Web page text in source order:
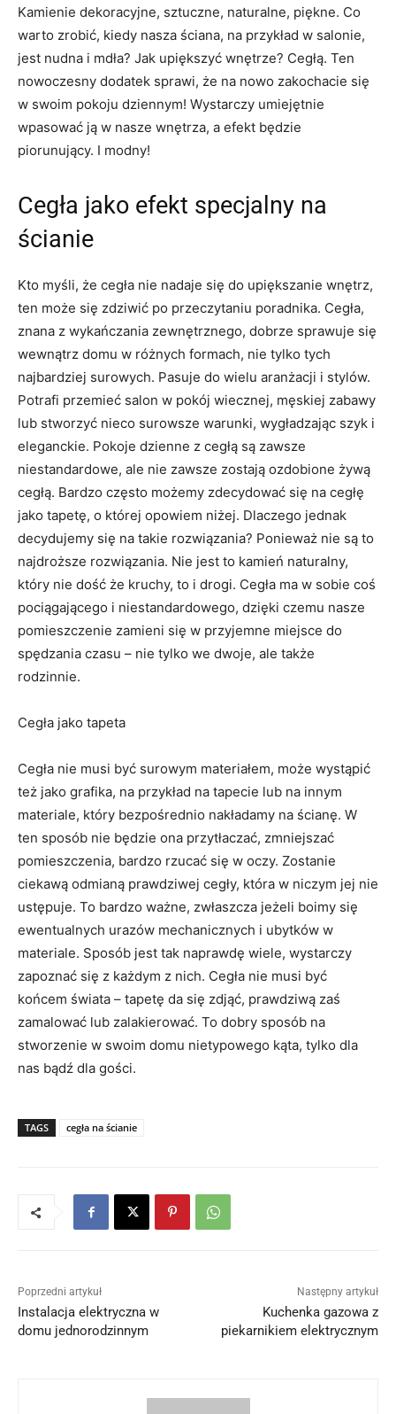
Kamienie dekoracyjne, sztuczne, naturalne, piękne. Co
warto zrobić, kiedy nasza ściana, na przykład w salonie,
jest nudna i mdła? Jak upiększyć wnętrze? Cegłą. Ten
nowoczesny dodatek sprawi, że na nowo zakochacie się
w swoim pokoju dziennym! Wystarczy umiejętnie
wpasować ją w nasze wnętrza, a efekt będzie
piorunujący. I modny!
Cegła jako efekt specjalny na
ścianie
Kto myśli, że cegła nie nadaje się do upiększanie wnętrz,
ten może się zdziwić po przeczytaniu poradnika. Cegła,
znana z wykańczania zewnętrznego, dobrze sprawuje się
wewnątrz domu w różnych formach, nie tylko tych
najbardziej surowych. Pasuje do wielu aranżacji i stylów.
Potrafi przemieć salon w pokój wiecznej, męskiej zabawy
lub stworzyć nieco surowsze warunki, wygładzając szyk i
eleganckie. Pokoje dzienne z cegłą są zawsze
niestandardowe, ale nie zawsze zostają ozdobione żywą
cegłą. Bardzo często możemy zdecydować się na cegłę
jako tapetę, o której opowiem niżej. Dlaczego jednak
decydujemy się na takie rozwiązania? Ponieważ nie są to
najdroższe rozwiązania. Nie jest to kamień naturalny,
który nie dość że kruchy, to i drogi. Cegła ma w sobie coś
pociągającego i niestandardowego, dzięki czemu nasze
pomieszczenie zamieni się w przyjemne miejsce do
spędzania czasu – nie tylko we dwoje, ale także
rodzinnie.
Cegła jako tapeta
Cegła nie musi być surowym materiałem, może wystąpić
też jako grafika, na przykład na tapecie lub na innym
materiale, który bezpośrednio nakładamy na ścianę. W
ten sposób nie będzie ona przytłaczać, zmniejszać
pomieszczenia, bardzo rzucać się w oczy. Zostanie
ciekawą odmianą prawdziwej cegły, która w niczym jej nie
ustępuje. To bardzo ważne, zwłaszcza jeżeli boimy się
ewentualnych urazów mechanicznych i ubytków w
materiale. Sposób jest tak naprawdę wiele, wystarczy
zapoznać się z każdym z nich. Cegła nie musi być
końcem świata – tapetę da się zdjąć, prawdziwą zaś
zamalować lub zalakierować. To dobry sposób na
stworzenie w swoim domu nietypowego kąta, tylko dla
nas bądź dla gości.
TAGS cegła na ścianie
Poprzedni artykuł
Instalacja elektryczna w
domu jednorodzinnym
Następny artykuł
Kuchenka gazowa z
piekarnikiem elektrycznym